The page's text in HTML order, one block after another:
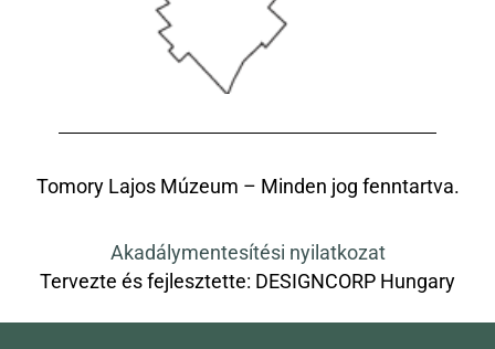
Tomory Lajos Múzeum – Minden jog fenntartva.
Akadálymentesítési nyilatkozat
Tervezte és fejlesztette: DESIGNCORP Hungary